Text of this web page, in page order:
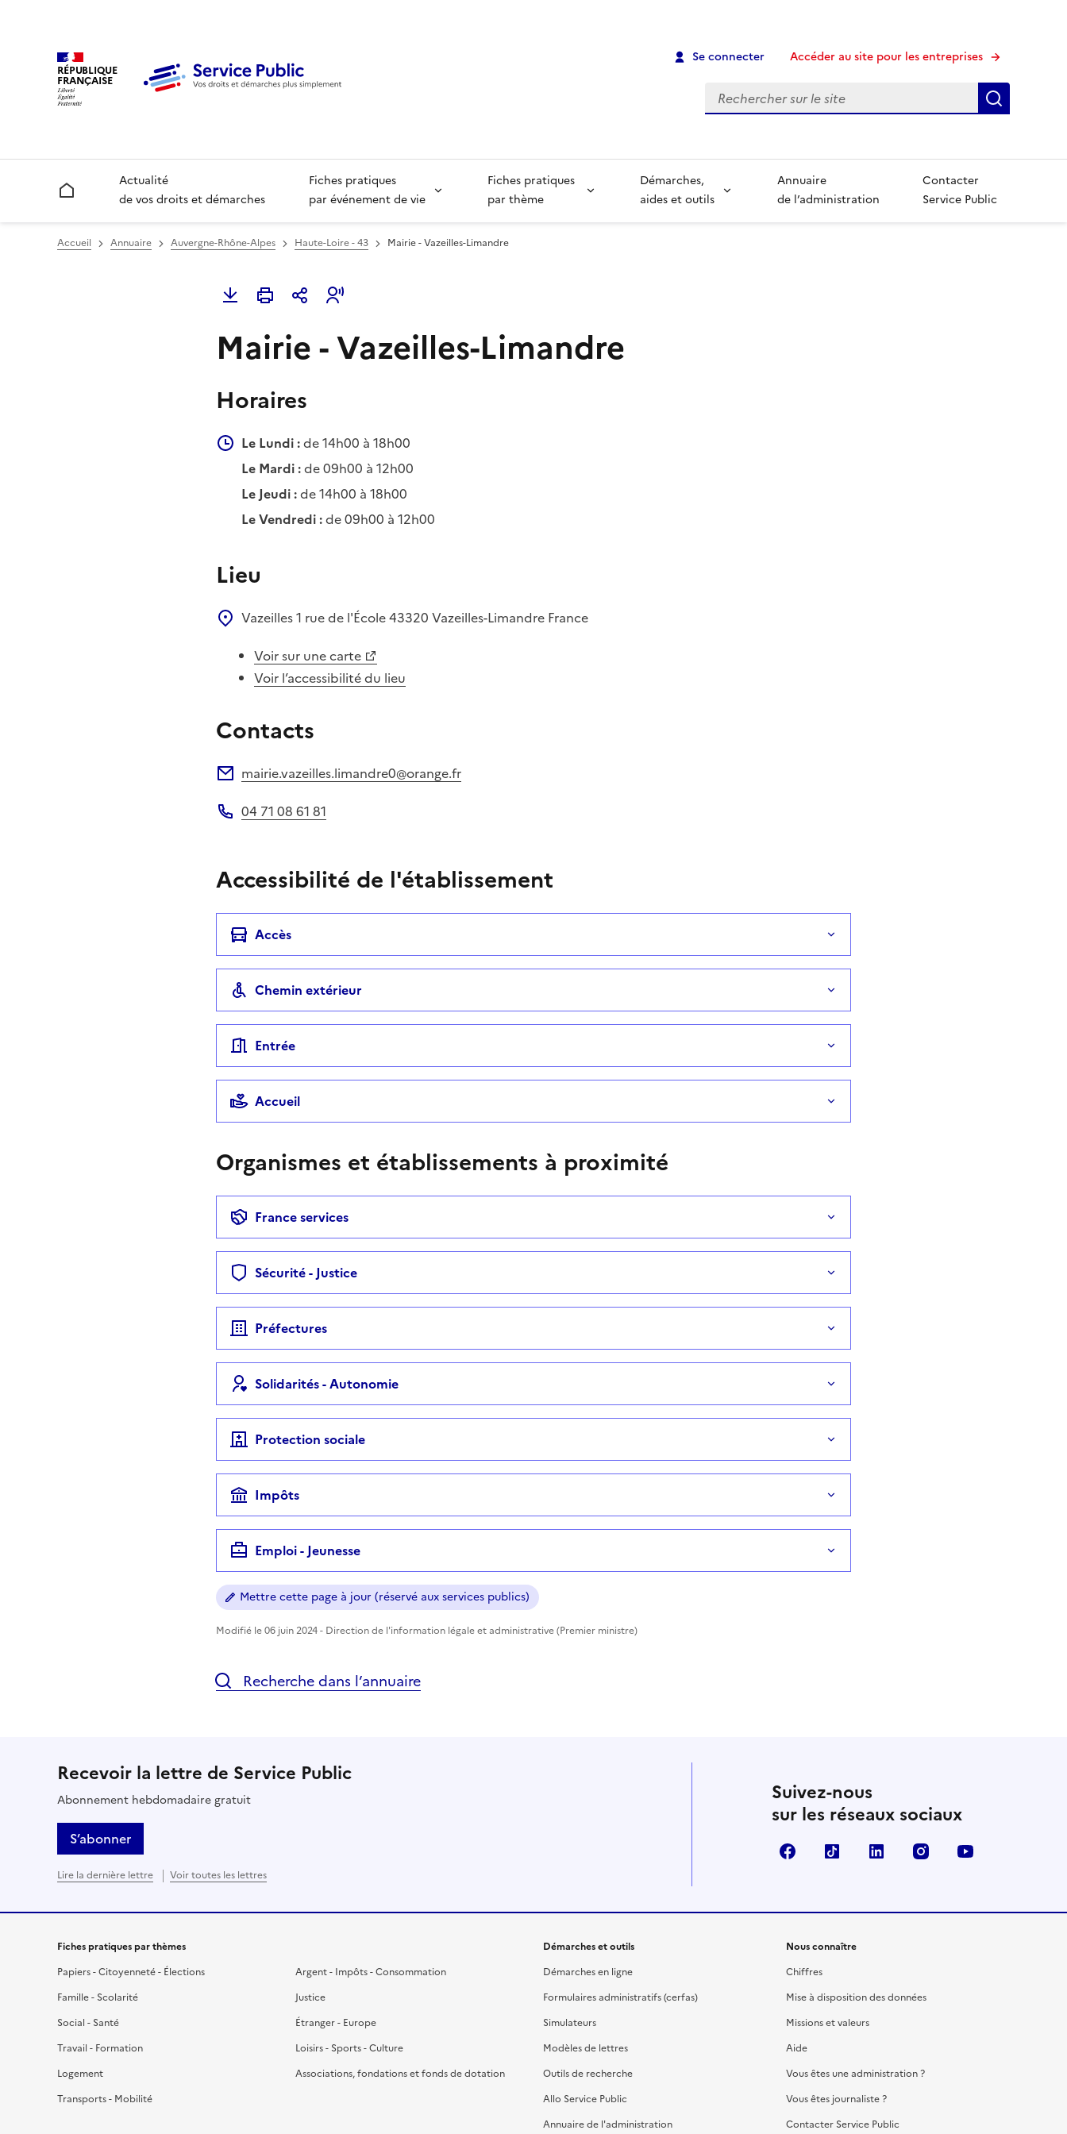
RÉPUBLIQUE
FRANÇAISE
Se connecter Accéder au site pour les entreprises
Recherche
Accueil
Actualité
de vos droits et démarches
Fiches pratiques
par événement de vie
Fiches pratiques
par thème
Démarches,
aides et outils
Annuaire
de l’administration
Contacter
Service Public
Accueil Annuaire Auvergne-Rhône-Alpes Haute-Loire - 43 Mairie - Vazeilles-Limandre
Mairie - Vazeilles-Limandre
Horaires
Le Lundi :de 14h00 à 18h00
Le Mardi :de 09h00 à 12h00
Le Jeudi :de 14h00 à 18h00
Le Vendredi :de 09h00 à 12h00
Lieu
Vazeilles1 rue de l'École43320 Vazeilles-Limandre France
Voir sur une carte
Voir l’accessibilité du lieu
Contacts
mairie.vazeilles.limandre0@orange.fr
04 71 08 61 81
Accessibilité de l'établissement
Accès
Chemin extérieur
Entrée
Accueil
Organismes et établissements à proximité
France services
Sécurité - Justice
Préfectures
Solidarités - Autonomie
Protection sociale
Impôts
Emploi - Jeunesse
Mettre cette page à jour (réservé aux services publics)
Modifié le 06 juin 2024 - Direction de l'information légale et administrative (Premier ministre)
Recherche dans l’annuaire
Recevoir la lettre de Service Public
Abonnement hebdomadaire gratuit
S’abonner
Lire la dernière lettre Voir toutes les lettres
Suivez-nous
sur les réseaux sociaux
FacebookTikTok LinkedIn Instagram
Fiches pratiques par thèmes
Papiers - Citoyenneté - Élections
Famille - Scolarité
Social - Santé
Travail - Formation
Logement
Transports - Mobilité
Argent - Impôts - Consommation
Justice
Étranger - Europe
Loisirs - Sports - Culture
Associations, fondations et fonds de dotation
Démarches et outils
Démarches en ligne
Formulaires administratifs (cerfas)
Simulateurs
Modèles de lettres
Outils de recherche
Allo Service Public
Annuaire de l'administration
Nous connaître
Chiffres
Mise à disposition des données
Missions et valeurs
Aide
Vous êtes une administration ?
Vous êtes journaliste ?
Contacter Service Public